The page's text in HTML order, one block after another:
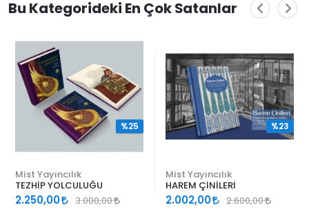
Bu Kategorideki En Çok Satanlar
Mist Yayıncılık
TEZHİP YOLCULUĞU
2.250,00 3.000,00
%25
Mist Yayıncılık
HAREM ÇİNİLERİ
2.002,00 2.600,00
%23